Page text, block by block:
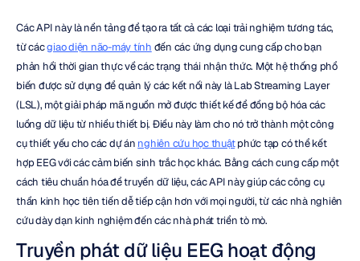
Các API này là nền tảng để tạo ra tất cả các loại trải nghiệm tương tác,
từ các giao diện não-máy tính đến các ứng dụng cung cấp cho bạn
phản hồi thời gian thực về các trạng thái nhận thức. Một hệ thống phổ
biến được sử dụng để quản lý các kết nối này là Lab Streaming Layer
(LSL), một giải pháp mã nguồn mở được thiết kế để đồng bộ hóa các
luồng dữ liệu từ nhiều thiết bị. Điều này làm cho nó trở thành một công
cụ thiết yếu cho các dự án nghiên cứu học thuật phức tạp có thể kết
hợp EEG với các cảm biến sinh trắc học khác. Bằng cách cung cấp một
cách tiêu chuẩn hóa để truyền dữ liệu, các API này giúp các công cụ
thần kinh học tiên tiến dễ tiếp cận hơn với mọi người, từ các nhà nghiên
cứu dày dạn kinh nghiệm đến các nhà phát triển tò mò.
Truyền phát dữ liệu EEG hoạt động